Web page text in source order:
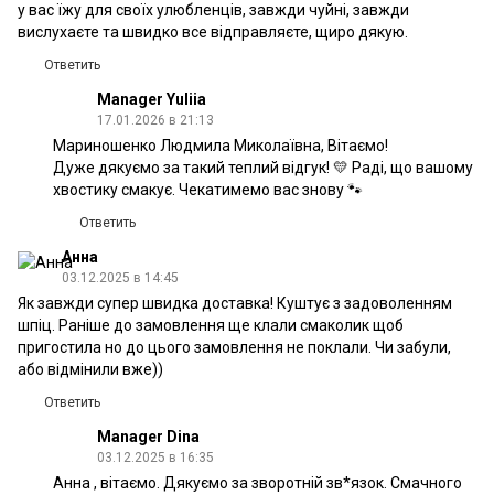
у вас їжу для своїх улюбленців, завжди чуйні, завжди
вислухаєте та швидко все відправляєте, щиро дякую.
Ответить
Manager Yuliia
17.01.2026 в 21:13
Мариношенко Людмила Миколаївна, Вітаємо!
Дуже дякуємо за такий теплий відгук! 💛 Раді, що вашому
хвостику смакує. Чекатимемо вас знову 🐾
Ответить
Анна
03.12.2025 в 14:45
Як завжди супер швидка доставка! Куштує з задоволенням
шпіц. Раніше до замовлення ще клали смаколик щоб
пригостила но до цього замовлення не поклали. Чи забули,
або відмінили вже))
Ответить
Manager Dina
03.12.2025 в 16:35
Анна , вітаємо. Дякуємо за зворотній зв*язок. Смачного